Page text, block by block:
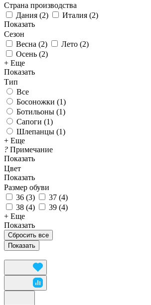
Страна производства
Дания (2) Италия (2)
Показать
Сезон
Весна (2) Лето (2)
Осень (2)
+ Еще
Показать
Тип
Все
Босоножки (1)
Ботильоны (1)
Сапоги (1)
Шлепанцы (1)
+ Еще
? Примечание
Показать
Цвет
Показать
Размер обуви
36 (3) 37 (4)
38 (4) 39 (4)
+ Еще
Показать
Сбросить все